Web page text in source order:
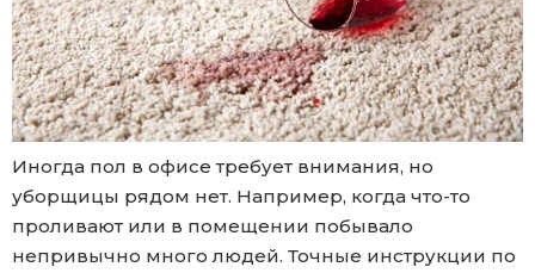
Иногда пол в офисе требует внимания, но
уборщицы рядом нет. Например, когда что-то
проливают или в помещении побывало
непривычно много людей. Точные инструкции по